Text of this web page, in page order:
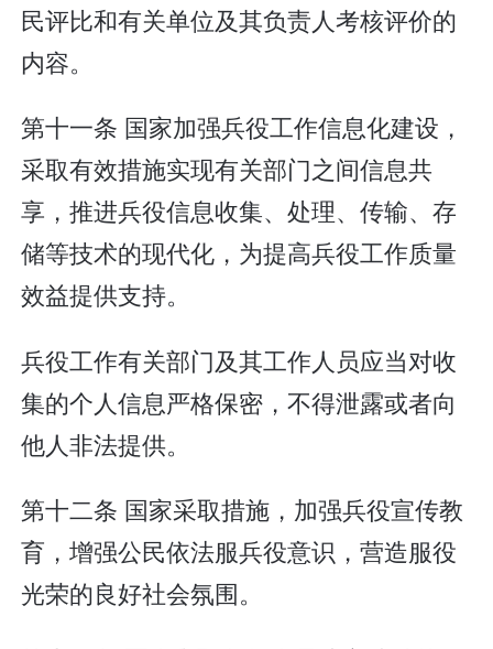
民评比和有关单位及其负责人考核评价的
内容。
第十一条 国家加强兵役工作信息化建设，
采取有效措施实现有关部门之间信息共
享，推进兵役信息收集、处理、传输、存
储等技术的现代化，为提高兵役工作质量
效益提供支持。
兵役工作有关部门及其工作人员应当对收
集的个人信息严格保密，不得泄露或者向
他人非法提供。
第十二条 国家采取措施，加强兵役宣传教
育，增强公民依法服兵役意识，营造服役
光荣的良好社会氛围。